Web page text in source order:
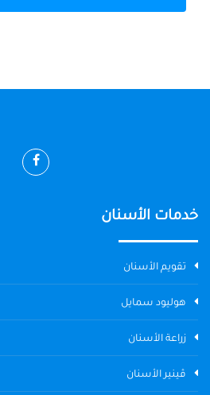
خدمات الأسنان
تقويم الأسنان
هوليود سمايل
زراعة الأسنان
ڤينير الأسنان